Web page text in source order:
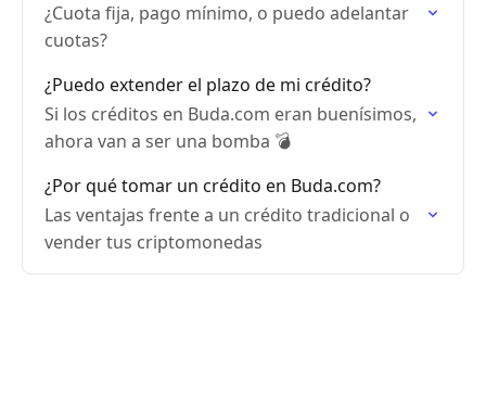
¿Cuota fija, pago mínimo, o puedo adelantar
cuotas?
¿Puedo extender el plazo de mi crédito?
Si los créditos en Buda.com eran buenísimos,
ahora van a ser una bomba 💣
¿Por qué tomar un crédito en Buda.com?
Las ventajas frente a un crédito tradicional o
vender tus criptomonedas